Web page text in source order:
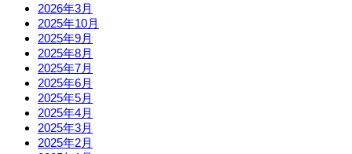
2026年3月
2025年10月
2025年9月
2025年8月
2025年7月
2025年6月
2025年5月
2025年4月
2025年3月
2025年2月